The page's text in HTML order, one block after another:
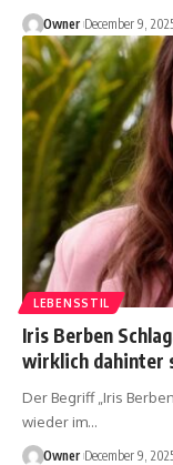
Owner December 9,
LEBENSSTIL
Iris Berben
wirklich dahinter
Der Begriff „Iris
wieder im…
Owner December 9,